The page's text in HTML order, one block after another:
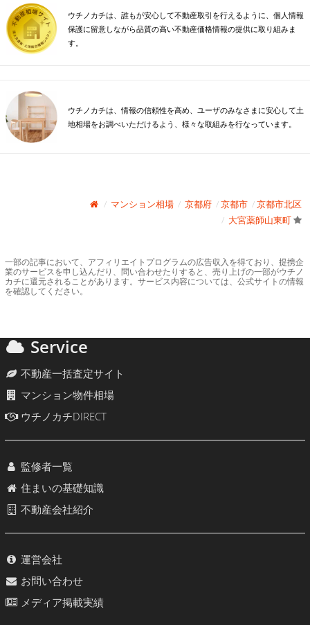
ウチノカチは、誰もが安心して不動産取引を行えるように、個人情報
保護に留意しながら品質の高い不動産価格情報の提供に取り組みま
す。
ウチノカチは、情報の信頼性を高め、ユーザのみなさまに安心して土
地相場をお調べいただけるよう、様々な取組みを行なっています。
マンション相場 京都府 京都市
京都市北区
大宮薬師山東町
一部の記事において、アフィリエイトプログラムの広告収入を得ており、提携企
業のサービスを申し込んだり、問い合わせたりすると、売り上げの一部がウチノ
カチに還元されることがあります。サービス内容については、公式サイトの情報
を確認してください。
Service
不動産一括査定サイト
マンション物件相場
ウチノカチDIRECT
監修者一覧
住まいの基礎知識
不動産会社紹介
運営会社
お問い合わせ
メディア掲載実績